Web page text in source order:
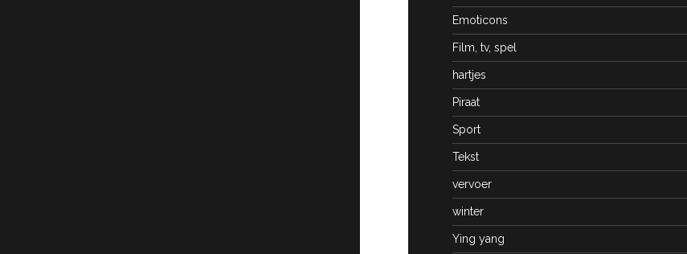
Emoticons
Film, tv, spel
hartjes
Piraat
Sport
Tekst
vervoer
winter
Ying yang